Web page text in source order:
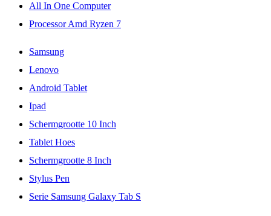
All In One Computer
Processor Amd Ryzen 7
Samsung
Lenovo
Android Tablet
Ipad
Schermgrootte 10 Inch
Tablet Hoes
Schermgrootte 8 Inch
Stylus Pen
Serie Samsung Galaxy Tab S